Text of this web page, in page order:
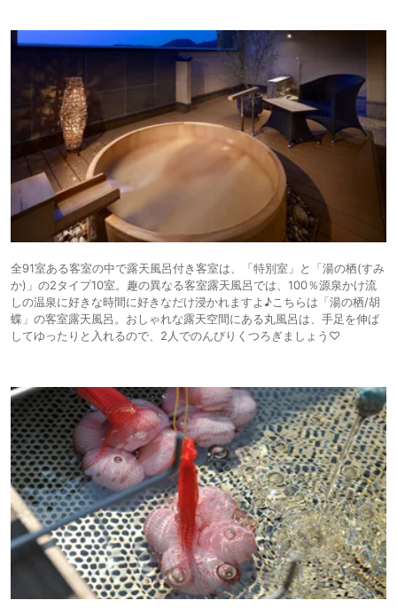
全91室ある客室の中で露天風呂付き客室は、「特別室」と「湯の栖(すみ
か)」の2タイプ10室。趣の異なる客室露天風呂では、100％源泉かけ流
しの温泉に好きな時間に好きなだけ浸かれますよ♪こちらは「湯の栖/胡
蝶」の客室露天風呂。おしゃれな露天空間にある丸風呂は、手足を伸ば
してゆったりと入れるので、2人でのんびりくつろぎましょう♡